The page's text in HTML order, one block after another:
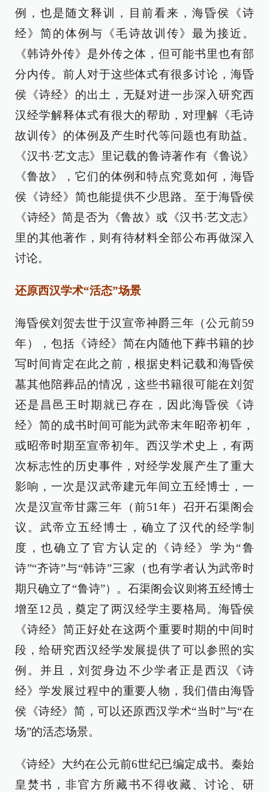
例，也是随文释训，目前看来，海昏侯《诗
经》简的体例与《毛诗故训传》最为接近。
《韩诗外传》是外传之体，但可能书里也有部
分内传。前人对于这些体式有很多讨论，海昏
侯《诗经》的出土，无疑对进一步深入研究西
汉经学解释体式有很大的帮助，对理解《毛诗
故训传》的体例及产生时代等问题也有助益。
《汉书·艺文志》里记载的鲁诗著作有《鲁说》
《鲁故》，它们的体例和特点究竟如何，海昏
侯《诗经》简也能提供不少思路。至于海昏侯
《诗经》简是否为《鲁故》或《汉书·艺文志》
里的其他著作，则有待材料全部公布再做深入
讨论。
还原西汉学术“活态”场景
海昏侯刘贺去世于汉宣帝神爵三年（公元前59
年），包括《诗经》简在内随他下葬书籍的抄
写时间肯定在此之前，根据史料记载和海昏侯
墓其他陪葬品的情况，这些书籍很可能在刘贺
还是昌邑王时期就已存在，因此海昏侯《诗
经》简的成书时间可能为武帝末年昭帝初年，
或昭帝时期至宣帝初年。西汉学术史上，有两
次标志性的历史事件，对经学发展产生了重大
影响，一次是汉武帝建元年间立五经博士，一
次是汉宣帝甘露三年（前51年）召开石渠阁会
议。武帝立五经博士，确立了汉代的经学制
度，也确立了官方认定的《诗经》学为“鲁
诗”“齐诗”与“韩诗”三家（也有学者认为武帝时
期只确立了“鲁诗”）。石渠阁会议则将五经博士
增至12员，奠定了两汉经学主要格局。海昏侯
《诗经》简正好处在这两个重要时期的中间时
段，给研究西汉经学发展提供了可以参照的实
例。并且，刘贺身边不少学者正是西汉《诗
经》学发展过程中的重要人物，我们借由海昏
侯《诗经》简，可以还原西汉学术“当时”与“在
场”的活态场景。
《诗经》大约在公元前6世纪已编定成书。秦始
皇焚书，非官方所藏书不得收藏、讨论、研